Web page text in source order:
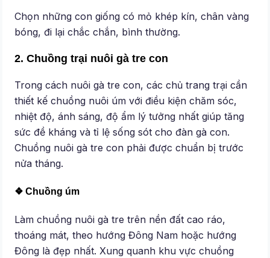
Chọn những con giống có mỏ khép kín, chân vàng
bóng, đi lại chắc chắn, bình thường.
2. Chuồng trại nuôi gà tre con
Trong cách nuôi gà tre con, các chủ trang trại cần
thiết kế chuồng nuôi úm với điều kiện chăm sóc,
nhiệt độ, ánh sáng, độ ẩm lý tưởng nhất giúp tăng
sức đề kháng và tỉ lệ sống sót cho đàn gà con.
Chuồng nuôi gà tre con phải được chuẩn bị trước
nửa tháng.
❖ Chuồng úm
Làm chuồng nuôi gà tre trên nền đất cao ráo,
thoáng mát, theo hướng Đông Nam hoặc hướng
Đông là đẹp nhất. Xung quanh khu vực chuồng